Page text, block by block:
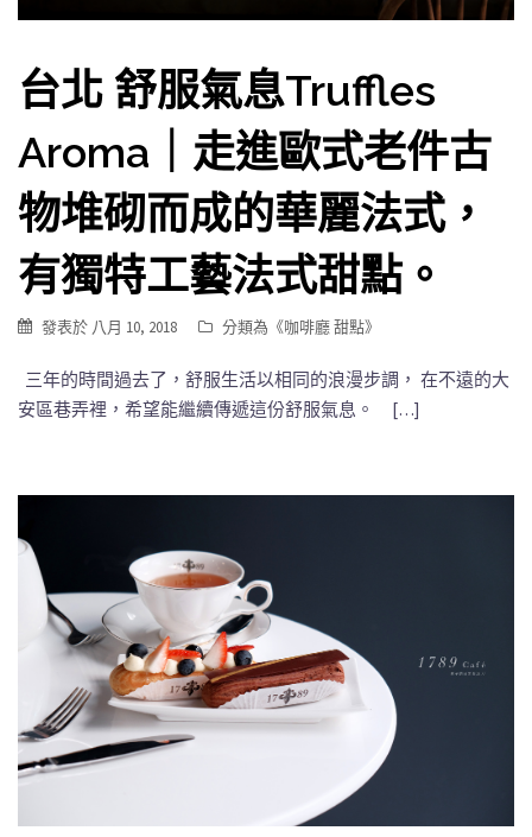
台北 舒服氣息Truffles
Aroma｜走進歐式老件古
物堆砌而成的華麗法式，
有獨特工藝法式甜點。
發表於 八月 10, 2018 分類為《咖啡廳 甜點》
三年的時間過去了，舒服生活以相同的浪漫步調， 在不遠的大
安區巷弄裡，希望能繼續傳遞這份舒服氣息。 […]